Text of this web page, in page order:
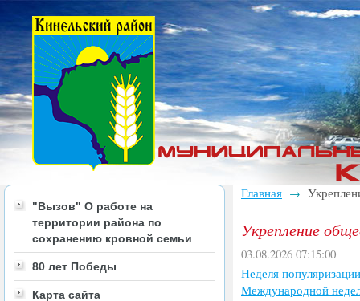
"Вызов" О работе на
территории района по
сохранению кровной семьи
80 лет Победы
Карта сайта
Главная →
Укрепление
03.08.2026 07:15:00
Неделя
Международной